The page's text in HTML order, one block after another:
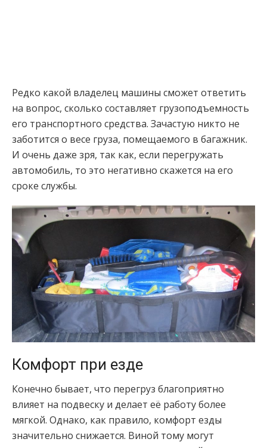
Редко какой владелец машины сможет ответить
на вопрос, сколько составляет грузоподъемность
его транспортного средства. Зачастую никто не
заботится о весе груза, помещаемого в багажник.
И очень даже зря, так как, если перегружать
автомобиль, то это негативно скажется на его
сроке службы.
Комфорт при езде
Конечно бывает, что перегруз благоприятно
влияет на подвеску и делает её работу более
мягкой. Однако, как правило, комфорт езды
значительно снижается. Виной тому могут